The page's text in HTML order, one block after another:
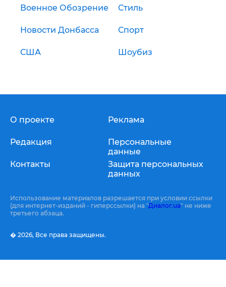
Военное Обозрение Стиль
Новости Донбасса Спорт
США Шоубиз
О проекте
Редакция
Контакты
Реклама
Персональные
данные
Защита персональных
данных
Использование материалов разрешается при условии ссылки
(для интернет-изданий - гиперссылки) на "Диалог.ua" не ниже
третьего абзаца.
� 2026, Все права защищены.